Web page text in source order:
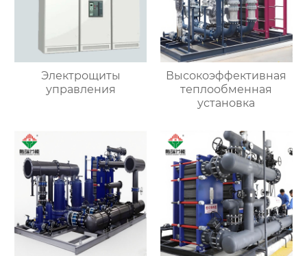
Электрощиты
управления
Высокоэффективная
теплообменная
установка